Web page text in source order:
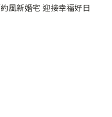
風新婚宅 迎接幸福好日